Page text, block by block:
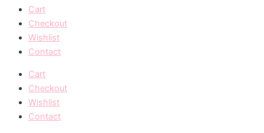
Cart
Checkout
Wishlist
Contact
Cart
Checkout
Wishlist
Contact